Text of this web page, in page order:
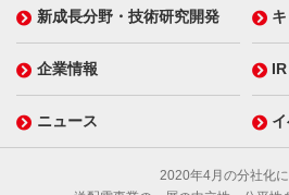
新成長分野・技術研究開発
企業情報
ニュース
2020年4月の分社化に